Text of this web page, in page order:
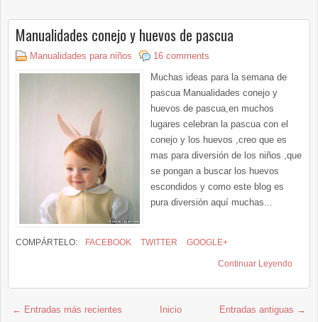
Manualidades conejo y huevos de pascua
Manualidades para niños
16 comments
Muchas ideas para la semana de
pascua Manualidades conejo y
huevos de pascua,en muchos
lugares celebran la pascua con el
conejo y los huevos ,creo que es
mas para diversión de los niños ,que
se pongan a buscar los huevos
escondidos y como este blog es
pura diversión aquí muchas...
COMPÁRTELO: FACEBOOK TWITTER GOOGLE+
Continuar Leyendo
← Entradas más recientes Entradas antiguas →
Inicio